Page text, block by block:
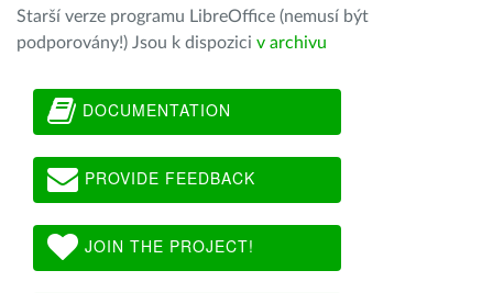
Starší verze programu LibreOffice (nemusí být
podporovány!) Jsou k dispozici v archivu
DOCUMENTATION
PROVIDE FEEDBACK
JOIN THE PROJECT!